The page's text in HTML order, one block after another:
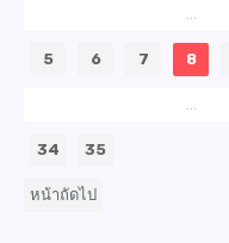
5 6 7 8
34 35
หน้าถัดไป